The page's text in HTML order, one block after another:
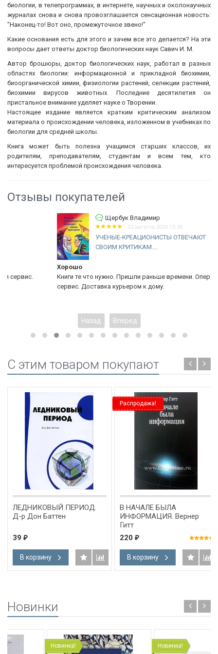
биологии, в телепрограммах, в интернете, научных и околонаучных
журналах снова и снова провозглашается сенсационная новость:
"Наконец-то! Вот оно, промежуточное звено!"
Какие основания есть для этого и зачем все это делается? На эти
вопросы дает ответы доктор биологических наук Савич И. М.
Автор брошюры, доктор биологических наук, работал в разных
областях биологии: информационной и прикладной биохимии,
биоорганической химии, физиологии растений, селекции растений,
биохимии вирусов животных. Последние десятилетия он
пристальное внимание уделяет науке о Творении.
Настоящее издание является кратким критическим анализом
материала о происхождении человека, изложенном в учебниках по
биологии для средней школы.
Книга может быть полезна учащимся старших классов, их
родителям, преподавателям, студентам и всем тем, кто
интересуется проблемой происхождения человека.
Отзывы покупателей
Щербук Владимир
22 августа 2024 15:30
УЧЕНЫЕ-КРЕАЦИОНИСТЫ ОТВЕЧАЮТ
СВОИМ КРИТИКАМ....
Книги те что нужно. Пришли раньше времени. Оперативный
сервис. Доставка курьером к дому.
Назад Вперед
C этим товаром покупают
ЛЕДНИКОВЫЙ ПЕРИОД.
Д-р Дон Баттен
39 ₽
В корзину
Распродажа!
В НАЧАЛЕ БЫЛА
ИНФОРМАЦИЯ. Вернер
Гитт
220 ₽
В корзину
Новинки
Новинка!